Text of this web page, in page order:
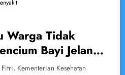
Warga Tidak
Bayi Jelang
Penularan
Kementerian Kesehatan